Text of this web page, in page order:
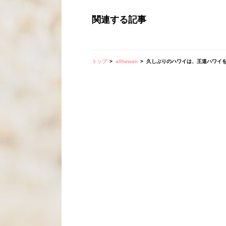
関連する記事
トップ allhawaii 久しぶりのハワイは、王道ハワイ